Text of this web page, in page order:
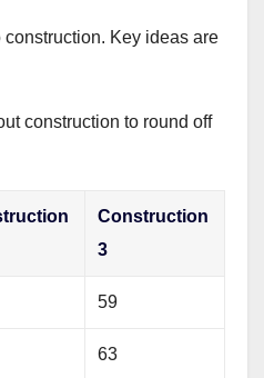
Key ideas are
construction to round off
Construction
3
59
63